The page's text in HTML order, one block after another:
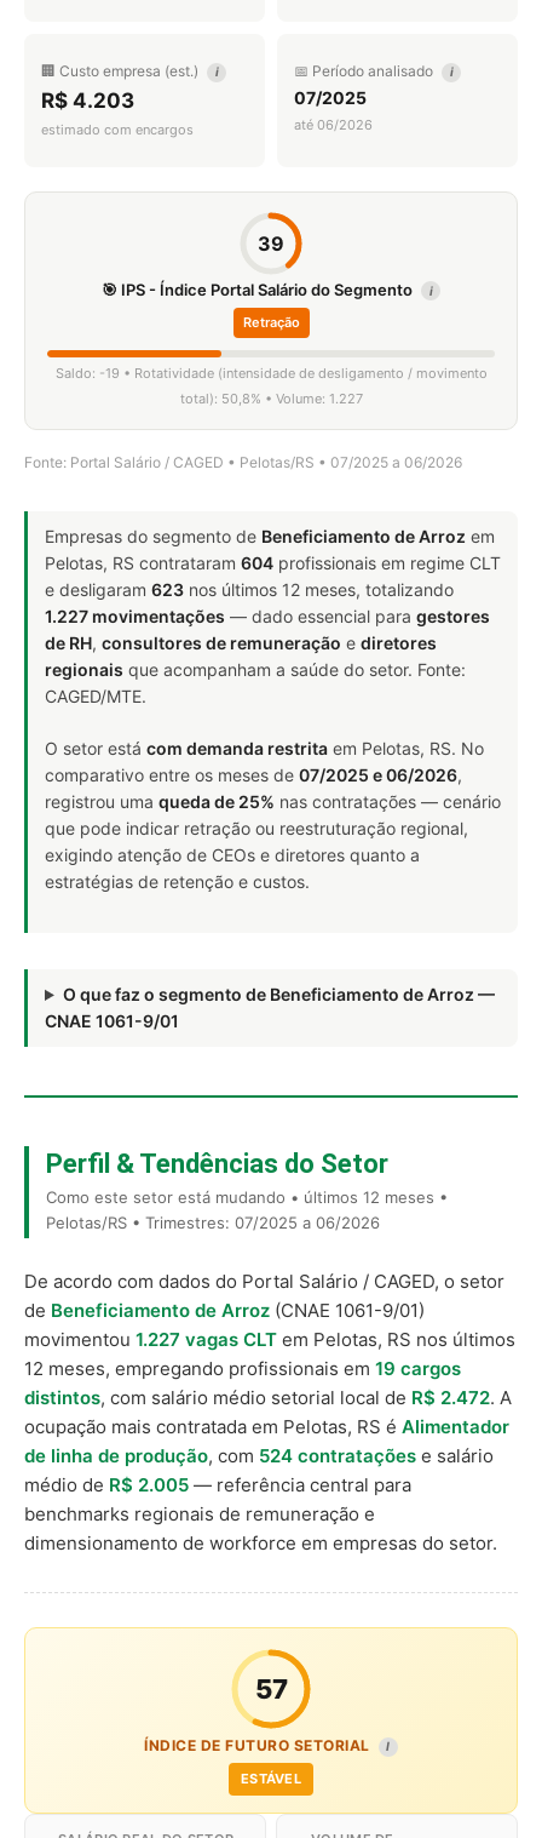
🏢 Custo empresa (est.) i
R$ 4.203
estimado com encargos
📅 Período analisado i
07/2025
até 06/2026
39
🎯 IPS - Índice Portal Salário do Segmento i
Retração
Saldo: -19 • Rotatividade (intensidade de desligamento / movimento
total): 50,8% • Volume: 1.227
Fonte: Portal Salário / CAGED • Pelotas/RS • 07/2025 a 06/2026
Empresas do segmento de Beneficiamento de Arroz em
Pelotas, RS contrataram 604 profissionais em regime CLT
e desligaram 623 nos últimos 12 meses, totalizando
1.227 movimentações — dado essencial para gestores
de RH, consultores de remuneração e diretores
regionais que acompanham a saúde do setor. Fonte:
CAGED/MTE.
O setor está com demanda restrita em Pelotas, RS. No
comparativo entre os meses de 07/2025 e 06/2026,
registrou uma queda de 25% nas contratações — cenário
que pode indicar retração ou reestruturação regional,
exigindo atenção de CEOs e diretores quanto a
estratégias de retenção e custos.
O que faz o segmento de Beneficiamento de Arroz —
CNAE 1061-9/01
Perfil & Tendências do Setor
Como este setor está mudando • últimos 12 meses •
Pelotas/RS • Trimestres: 07/2025 a 06/2026
De acordo com dados do Portal Salário / CAGED, o setor
de Beneficiamento de Arroz (CNAE 1061-9/01)
movimentou 1.227 vagas CLT em Pelotas, RS nos últimos
12 meses, empregando profissionais em 19 cargos
distintos, com salário médio setorial local de R$ 2.472. A
ocupação mais contratada em Pelotas, RS é Alimentador
de linha de produção, com 524 contratações e salário
médio de R$ 2.005 — referência central para
benchmarks regionais de remuneração e
dimensionamento de workforce em empresas do setor.
57
ÍNDICE DE FUTURO SETORIAL I
ESTÁVEL